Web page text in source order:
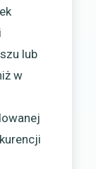
lub
w